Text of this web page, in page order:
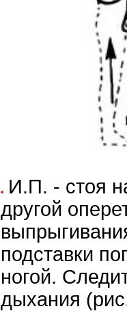
И.П. - стоя
другой
подставки
ногой.
дыхания